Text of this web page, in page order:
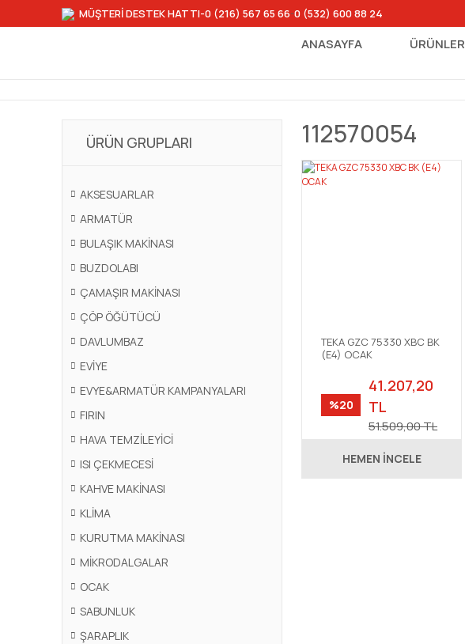
MÜŞTERİ DESTEK HATTI-0 (216) 567 65 66-0 (532) 600 88 24
ANASAYFA ÜRÜNLER
ÜRÜN GRUPLARI
AKSESUARLAR
ARMATÜR
BULAŞIK MAKİNASI
BUZDOLABI
ÇAMAŞIR MAKİNASI
ÇÖP ÖĞÜTÜCÜ
DAVLUMBAZ
EVİYE
EVYE&ARMATÜR KAMPANYALARI
FIRIN
HAVA TEMZİLEYİCİ
ISI ÇEKMECESİ
KAHVE MAKİNASI
KLİMA
KURUTMA MAKİNASI
MİKRODALGALAR
OCAK
SABUNLUK
ŞARAPLIK
112570054
TEKA GZC 75330 XBC BK
(E4) OCAK
%20
41.207,20
TL
51.509,00 TL
HEMEN İNCELE